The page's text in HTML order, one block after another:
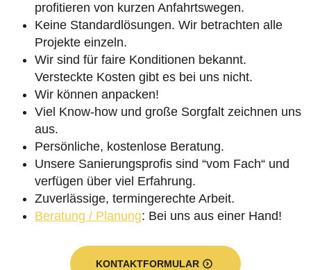
profitieren von kurzen Anfahrtswegen.
Keine Standardlösungen. Wir betrachten alle
Projekte einzeln.
Wir sind für faire Konditionen bekannt.
Versteckte Kosten gibt es bei uns nicht.
Wir können anpacken!
Viel Know-how und große Sorgfalt zeichnen uns
aus.
Persönliche, kostenlose Beratung.
Unsere Sanierungsprofis sind “vom Fach“ und
verfügen über viel Erfahrung.
Zuverlässige, termingerechte Arbeit.
Beratung / Planung: Bei uns aus einer Hand!
KONTAKTFORMULAR